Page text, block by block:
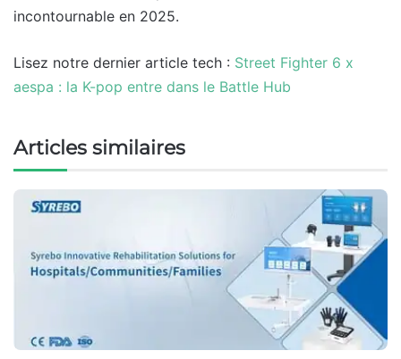
incontournable en 2025.
Lisez notre dernier article tech : Street Fighter 6 x
aespa : la K-pop entre dans le Battle Hub
Articles similaires